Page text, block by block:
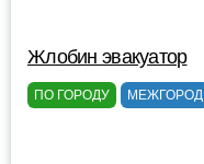
Жлобин эвакуатор
ПО ГОРОДУ МЕЖГОРОД